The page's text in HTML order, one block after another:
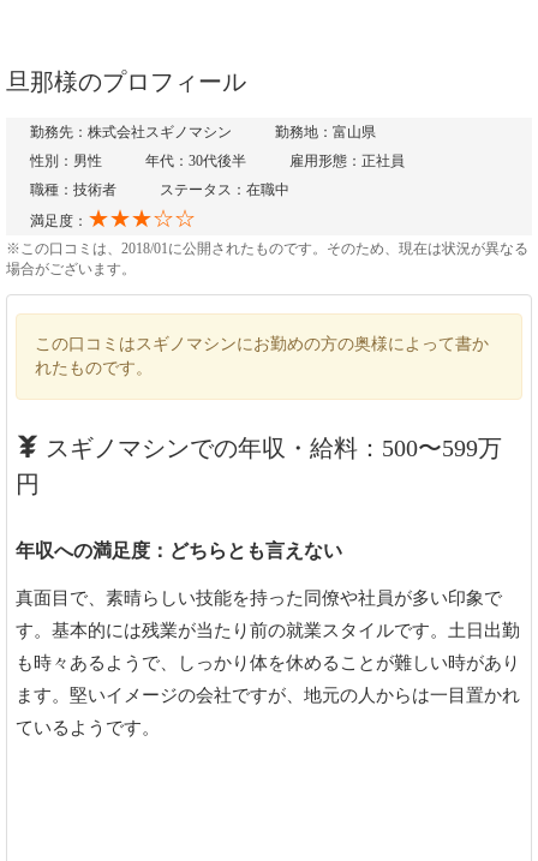
旦那様のプロフィール
勤務先：株式会社スギノマシン
勤務地：富山県
性別：男性
年代：30代後半
雇用形態：正社員
職種：技術者
ステータス：在職中
満足度： ★★★☆☆
※この口コミは、2018/01に公開されたものです。そのため、現在は状況が異なる
場合がございます。
この口コミはスギノマシンにお勤めの方の奥様によって書か
れたものです。
スギノマシンでの年収・給料：500〜599万
円
年収への満足度：どちらとも言えない
真面目で、素晴らしい技能を持った同僚や社員が多い印象で
す。基本的には残業が当たり前の就業スタイルです。土日出勤
も時々あるようで、しっかり体を休めることが難しい時があり
ます。堅いイメージの会社ですが、地元の人からは一目置かれ
ているようです。